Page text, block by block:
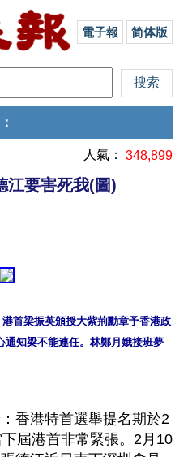
電子報 简体版
：
人氣： 348,899
江要害死我(圖)
首梁振英頒授大紫荊勳章予香港政
通知梁不能連任。林鄭月娥接班夢
香港特首選舉提名期於2
屆港首非常緊張。2月10